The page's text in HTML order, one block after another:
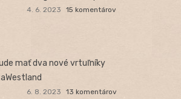
4. 6. 2023 15 komentárov
mať dva nové vrtuľníky
6. 8. 2023 13 komentárov